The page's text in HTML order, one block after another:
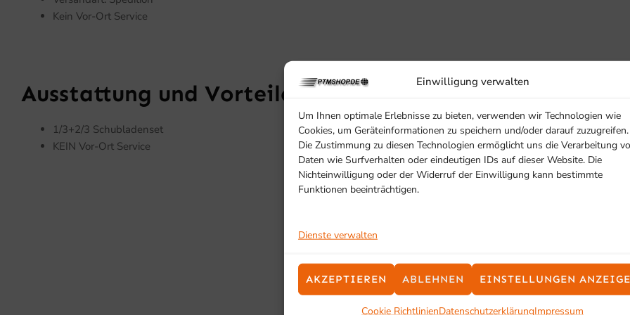
Einwilligung verwalten
Um Ihnen optimale Erlebnisse zu bieten, verwenden wir Technologien wie
Cookies, um Geräteinformationen zu speichern und/oder darauf zuzugreifen.
Die Zustimmung zu diesen Technologien ermöglicht uns die Verarbeitung
Daten wie Surfverhalten oder eindeutigen IDs auf dieser Website. Die
Nichteinwilligung oder der Widerruf der Einwilligung kann bestimmte
Funktionen beeinträchtigen.
Dienste verwalten
AKZEPTIEREN ABLEHNEN EINSTELLUNGEN
Cookie RichtlinienDatenschutzerklärungImpressum
Kein Vor-Ort Service
Ausstattung und Vorteile
1/3+2/3 Schubladenset
KEIN Vor-Ort Service
SCHON GESEHEN?
Ähnliche Produkte